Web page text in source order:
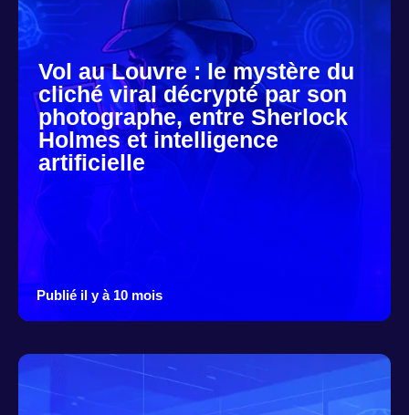
Vol au Louvre : le mystère du
cliché viral décrypté par son
photographe, entre Sherlock
Holmes et intelligence
artificielle
Publié il y à 10 mois